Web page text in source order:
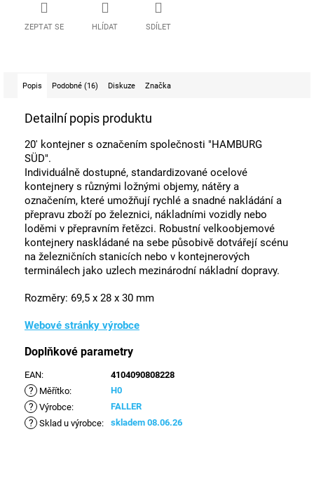
ZEPTAT SE HLÍDAT SDÍLET
Popis Podobné (16) Diskuze Značka
Detailní popis produktu
20' kontejner s označením společnosti "HAMBURG
SÜD".
Individuálně dostupné, standardizované ocelové
kontejnery s různými ložnými objemy, nátěry a
označením, které umožňují rychlé a snadné nakládání a
přepravu zboží po železnici, nákladními vozidly nebo
loděmi v přepravním řetězci. Robustní velkoobjemové
kontejnery naskládané na sebe působivě dotvářejí scénu
na železničních stanicích nebo v kontejnerových
terminálech jako uzlech mezinárodní nákladní dopravy.
Rozměry: 69,5 x 28 x 30 mm
Webové stránky výrobce
Doplňkové parametry
EAN: 4104090808228
? Měřítko: H0
? Výrobce: FALLER
? Sklad u výrobce: skladem 08.06.26